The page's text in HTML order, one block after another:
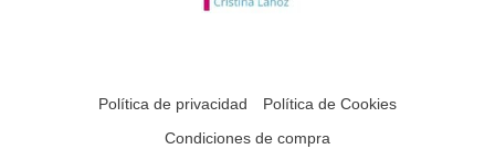
Política de privacidad
Política de Cookies
Condiciones de compra